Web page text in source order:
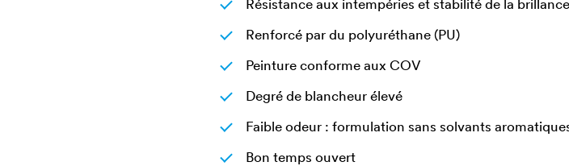
Résistance aux intempéries et stabilité de la brillance
Renforcé par du polyuréthane (PU)
Peinture conforme aux COV
Degré de blancheur élevé
Faible odeur : formulation sans solvants
Bon temps ouvert